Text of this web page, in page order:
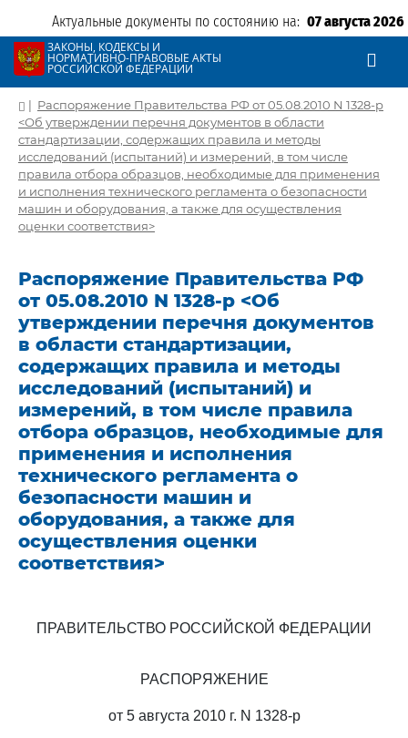
Актуальные документы по состоянию на: 07 августа 2026
ЗАКОНЫ, КОДЕКСЫ И
НОРМАТИВНО-ПРАВОВЫЕ АКТЫ
РОССИЙСКОЙ ФЕДЕРАЦИИ
| Распоряжение Правительства РФ от 05.08.2010 N 1328-р
<Об утверждении перечня документов в области
стандартизации, содержащих правила и методы
исследований (испытаний) и измерений, в том числе
правила отбора образцов, необходимые для применения
и исполнения технического регламента о безопасности
машин и оборудования, а также для осуществления
оценки соответствия>
Распоряжение Правительства РФ
от 05.08.2010 N 1328-р <Об
утверждении перечня документов
в области стандартизации,
содержащих правила и методы
исследований (испытаний) и
измерений, в том числе правила
отбора образцов, необходимые для
применения и исполнения
технического регламента о
безопасности машин и
оборудования, а также для
осуществления оценки
соответствия>
ПРАВИТЕЛЬСТВО РОССИЙСКОЙ ФЕДЕРАЦИИ
РАСПОРЯЖЕНИЕ
от 5 августа 2010 г. N 1328-р